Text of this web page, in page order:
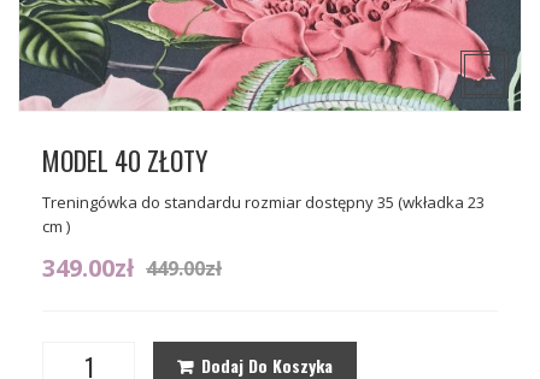
MODEL 40 ZŁOTY
Treningówka do standardu rozmiar dostępny 35 (wkładka 23
cm )
449.00zł
349.00zł
Dodaj Do Koszyka